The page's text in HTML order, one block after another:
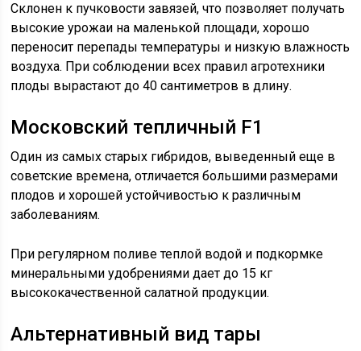
Склонен к пучковости завязей, что позволяет получать
высокие урожаи на маленькой площади, хорошо
переносит перепады температуры и низкую влажность
воздуха. При соблюдении всех правил агротехники
плоды вырастают до 40 сантиметров в длину.
Московский тепличный F1
Один из самых старых гибридов, выведенный еще в
советские времена, отличается большими размерами
плодов и хорошей устойчивостью к различным
заболеваниям.
При регулярном поливе теплой водой и подкормке
минеральными удобрениями дает до 15 кг
высококачественной салатной продукции.
Альтернативный вид тары